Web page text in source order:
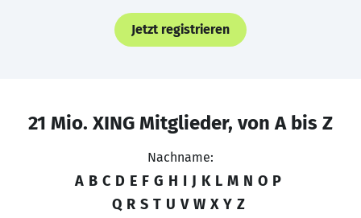
Jetzt registrieren
21 Mio. XING Mitglieder, von A bis Z
Nachname:
A B C D E F G H I J K L M N O P
Q R S T U V W X Y Z